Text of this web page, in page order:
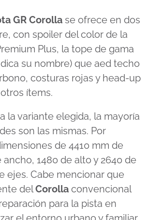
GR Corolla se ofrece en dos
con spoiler del color de la
Plus, la tope de gama
su nombre) que aed techo
costuras rojas y head-up
ítems.
la variante elegida, la mayoría
son las mismas. Por
de 4410 mm de
ancho, 1480 de alto y 2640 de
ejes. Cabe mencionar que
delCorolla convencional
para la pista en